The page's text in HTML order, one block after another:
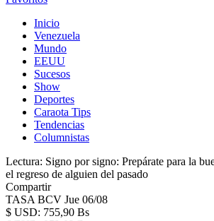
Inicio
Venezuela
Mundo
EEUU
Sucesos
Show
Deportes
Caraota Tips
Tendencias
Columnistas
Lectura: Signo por signo: Prepárate para la
el regreso de alguien del pasado
Compartir
TASA BCV Jue 06/08
$ USD: 755,90 Bs